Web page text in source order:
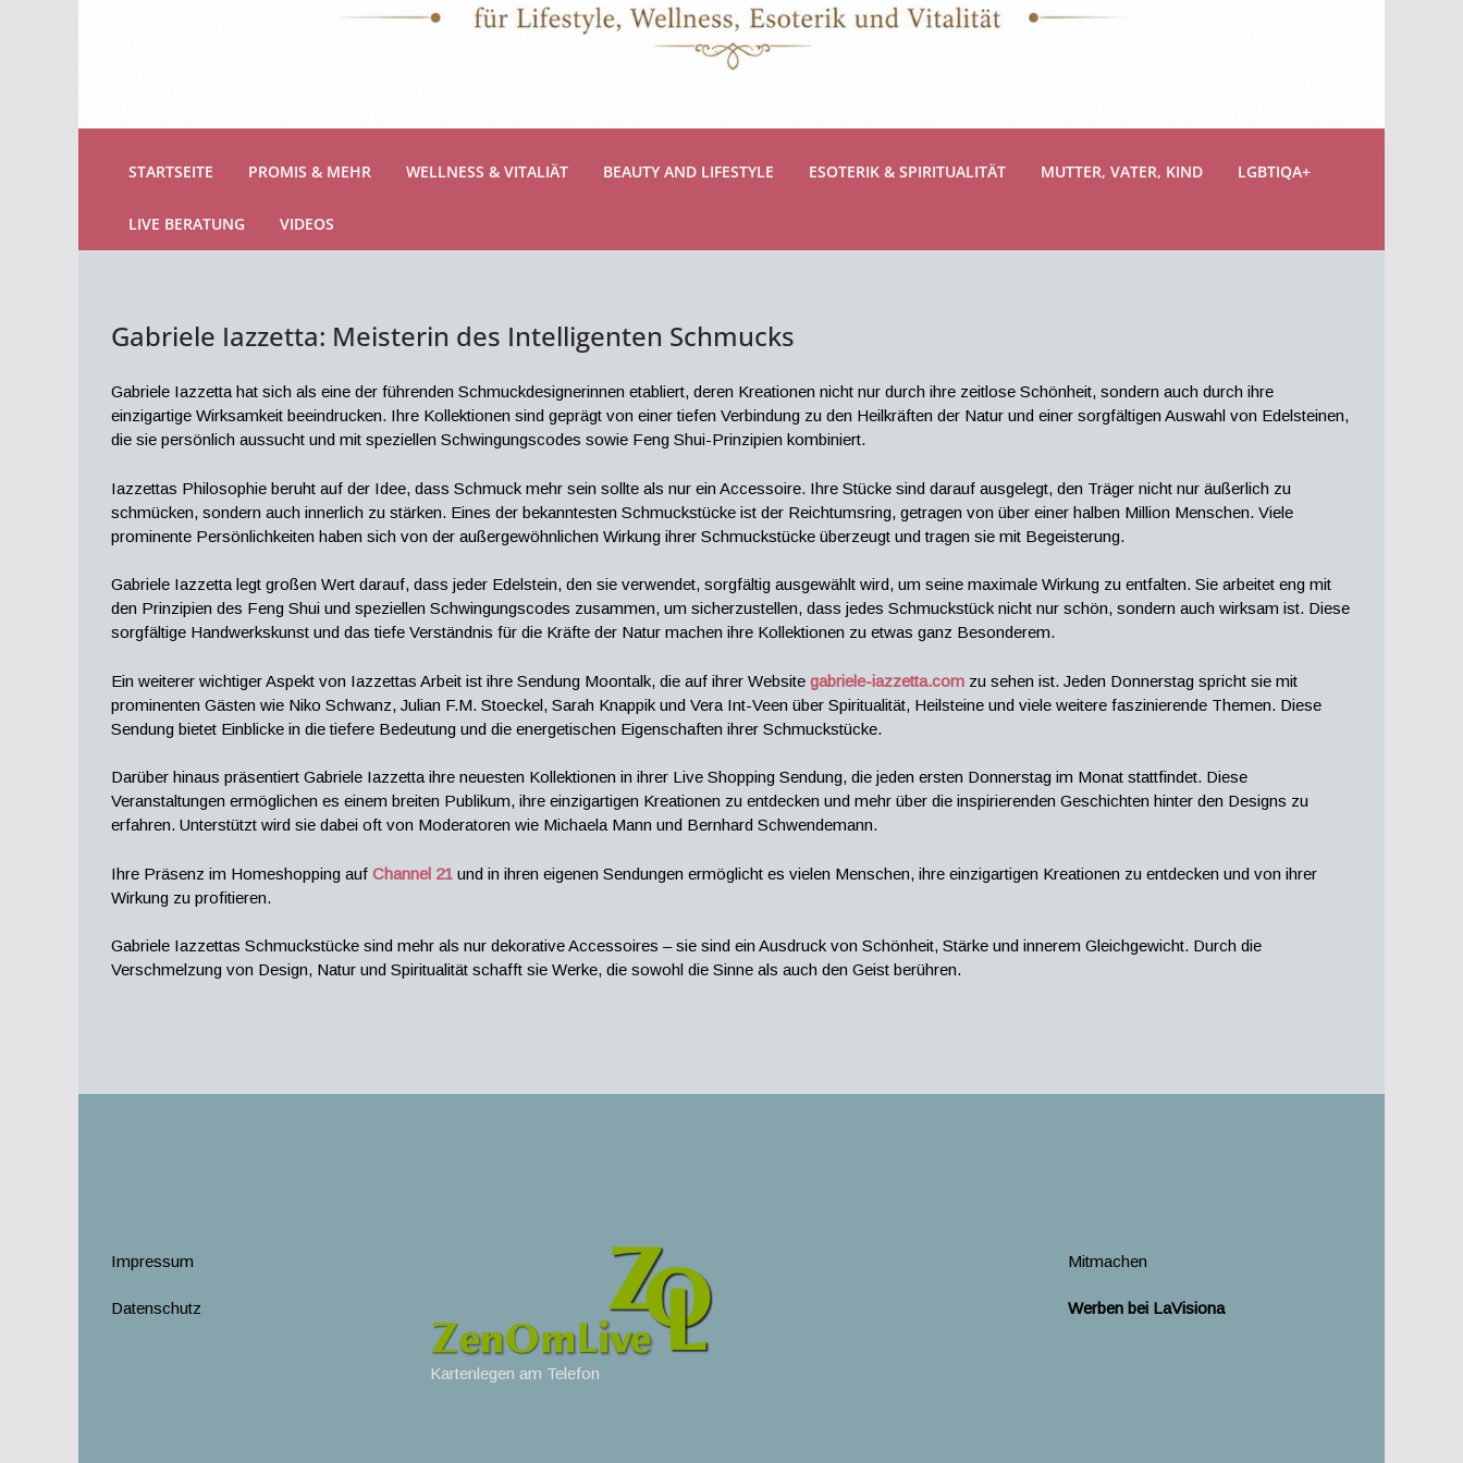
STARTSEITE PROMIS & MEHR WELLNESS & VITALIÄT BEAUTY AND LIFESTYLE ESOTERIK & SPIRITUALITÄT MUTTER, VATER, KIND LGBTIQA+
LIVE BERATUNG VIDEOS
Gabriele Iazzetta: Meisterin des Intelligenten Schmucks
Gabriele Iazzetta hat sich als eine der führenden Schmuckdesignerinnen etabliert, deren Kreationen nicht nur durch ihre zeitlose Schönheit, sondern auch durch ihre
einzigartige Wirksamkeit beeindrucken. Ihre Kollektionen sind geprägt von einer tiefen Verbindung zu den Heilkräften der Natur und einer sorgfältigen Auswahl von Edelsteinen,
die sie persönlich aussucht und mit speziellen Schwingungscodes sowie Feng Shui-Prinzipien kombiniert.
Iazzettas Philosophie beruht auf der Idee, dass Schmuck mehr sein sollte als nur ein Accessoire. Ihre Stücke sind darauf ausgelegt, den Träger nicht nur äußerlich zu
schmücken, sondern auch innerlich zu stärken. Eines der bekanntesten Schmuckstücke ist der Reichtumsring, getragen von über einer halben Million Menschen. Viele
prominente Persönlichkeiten haben sich von der außergewöhnlichen Wirkung ihrer Schmuckstücke überzeugt und tragen sie mit Begeisterung.
Gabriele Iazzetta legt großen Wert darauf, dass jeder Edelstein, den sie verwendet, sorgfältig ausgewählt wird, um seine maximale Wirkung zu entfalten. Sie arbeitet eng mit
den Prinzipien des Feng Shui und speziellen Schwingungscodes zusammen, um sicherzustellen, dass jedes Schmuckstück nicht nur schön, sondern auch wirksam ist. Diese
sorgfältige Handwerkskunst und das tiefe Verständnis für die Kräfte der Natur machen ihre Kollektionen zu etwas ganz Besonderem.
Ein weiterer wichtiger Aspekt von Iazzettas Arbeit ist ihre Sendung Moontalk, die auf ihrer Website gabriele-iazzetta.com zu sehen ist. Jeden Donnerstag spricht sie mit
prominenten Gästen wie Niko Schwanz, Julian F.M. Stoeckel, Sarah Knappik und Vera Int-Veen über Spiritualität, Heilsteine und viele weitere faszinierende Themen. Diese
Sendung bietet Einblicke in die tiefere Bedeutung und die energetischen Eigenschaften ihrer Schmuckstücke.
Darüber hinaus präsentiert Gabriele Iazzetta ihre neuesten Kollektionen in ihrer Live Shopping Sendung, die jeden ersten Donnerstag im Monat stattfindet. Diese
Veranstaltungen ermöglichen es einem breiten Publikum, ihre einzigartigen Kreationen zu entdecken und mehr über die inspirierenden Geschichten hinter den Designs zu
erfahren. Unterstützt wird sie dabei oft von Moderatoren wie Michaela Mann und Bernhard Schwendemann.
Ihre Präsenz im Homeshopping auf Channel 21 und in ihren eigenen Sendungen ermöglicht es vielen Menschen, ihre einzigartigen Kreationen zu entdecken und von ihrer
Wirkung zu profitieren.
Gabriele Iazzettas Schmuckstücke sind mehr als nur dekorative Accessoires – sie sind ein Ausdruck von Schönheit, Stärke und innerem Gleichgewicht. Durch die
Verschmelzung von Design, Natur und Spiritualität schafft sie Werke, die sowohl die Sinne als auch den Geist berühren.
Impressum
Datenschutz
Kartenlegen am Telefon
Mitmachen
Werben bei LaVisiona